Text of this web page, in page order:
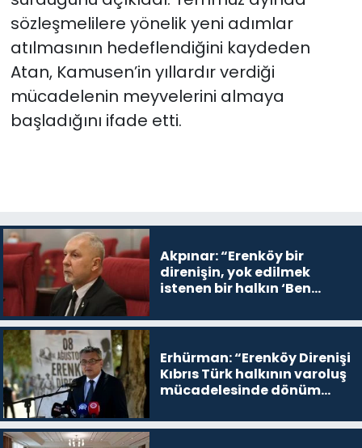
sözleşmelilere yönelik yeni adımlar
atılmasının hedeflendiğini kaydeden
Atan, Kamusen’in yıllardır verdiği
mücadelenin meyvelerini almaya
başladığını ifade etti.
Akpınar: “Erenköy bir
direnişin, yok edilmek
istenen bir halkın ‘Ben
devam edeceğim’ dediği
Erhürman: “Erenköy Direnişi
Kıbrıs Türk halkının varoluş
mücadelesinde dönüm